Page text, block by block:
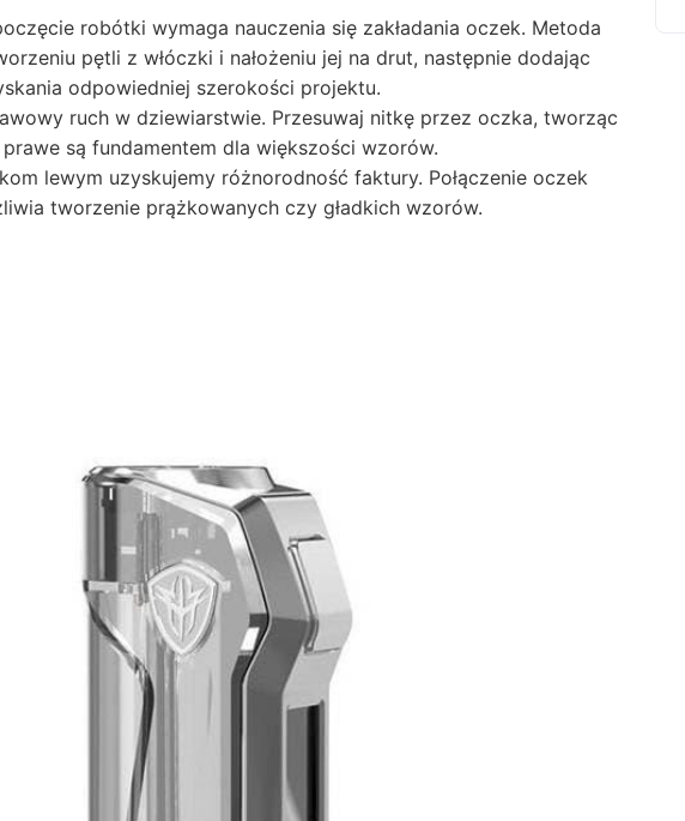
robótki wymaga nauczenia się zakładania oczek. Metoda
pętli z włóczki i nałożeniu jej na drut, następnie dodając
odpowiedniej szerokości projektu.
ruch w dziewiarstwie. Przesuwaj nitkę przez oczka, tworząc
są fundamentem dla większości wzorów.
lewym uzyskujemy różnorodność faktury. Połączenie oczek
tworzenie prążkowanych czy gładkich wzorów.